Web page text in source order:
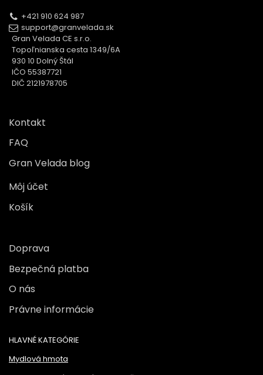
+421 910 624 987
support@granvelada.sk
Gran Velada CE s.r.o.
Topoľnianska cesta 1349/6A
930 10 Dolný Štál
IČO 55387721
DIČ 2121978705
Kontakt
FAQ
Gran Velada blog
Môj účet
Košík
Doprava
Bezpečná platba
O nás
Právne informácie
HLAVNÉ KATEGÓRIE
Mydlová hmota